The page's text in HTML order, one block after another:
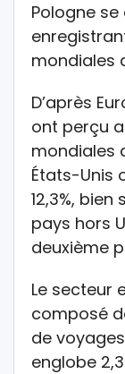
Pologne
mondiales
D’après
ont perçu
mondiales
États-Unis
12,3%,
pays hors
deuxième
Le secteur
composé
de
englobe